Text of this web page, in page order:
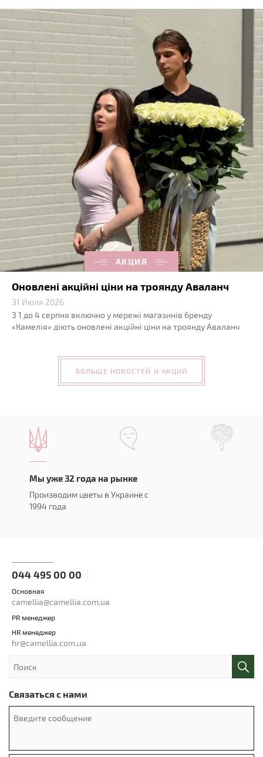
АКЦИЯ
Оновлені акційні ціни на троянду Аваланч
31 Июля 2026
З 1 до 4 серпня включно у мережі магазинів бренду
«Камелія» діють оновлені акційні ціни на троянду Аваланч
БОЛЬШЕ НОВОСТЕЙ И АКЦИЙ
Мы уже 32 года на рынке
Производим цветы в Украине с
1994 года
044 495 00 00
Основная
camellia@camellia.com.ua
PR менеджер
HR менеджер
hr@camellia.com.ua
Связаться с нами